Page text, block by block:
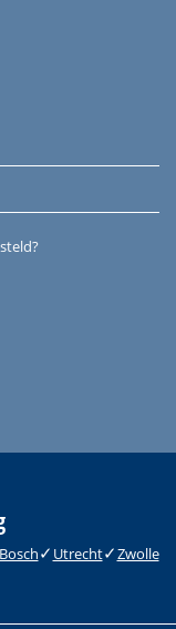
Utrecht Zwolle